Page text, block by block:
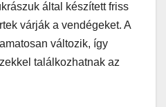
által készített friss
várják a vendégeket. A
változik, így
találkozhatnak az